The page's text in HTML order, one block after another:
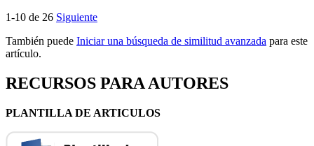
1-10 de 26 Siguiente
También puede Iniciar una búsqueda de similitud avanzada para este
artículo.
RECURSOS PARA AUTORES
PLANTILLA DE ARTICULOS